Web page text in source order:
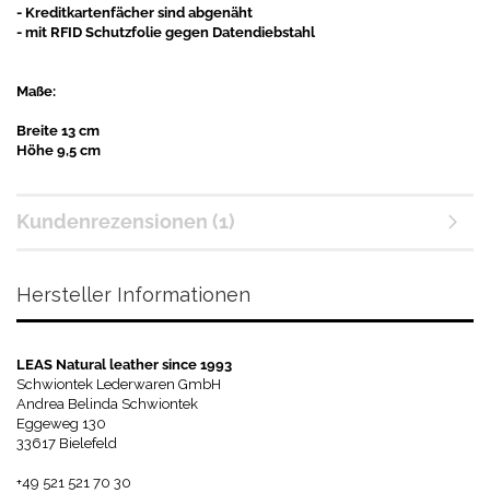
- Kreditkartenfächer sind abgenäht
- mit RFID Schutzfolie gegen Datendiebstahl
Maße:
Breite 13 cm
Höhe 9,5 cm
Kundenrezensionen (1)
Hersteller Informationen
LEAS Natural leather since 1993
Schwiontek Lederwaren GmbH
Andrea Belinda Schwiontek
Eggeweg 130
33617 Bielefeld
+49 521 521 70 30